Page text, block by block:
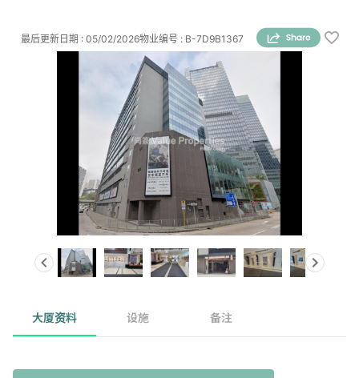
物业编号 : B-7D9B1367
最后更新日期 : 05/02/2026
大厦资料 设施 备注